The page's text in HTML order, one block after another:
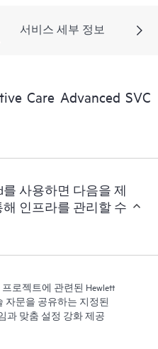
서는 Remote Support
받고 혜택을 얻으려면 최
를 실행해야 합니다.
서비스 세부 정보
Care Advanced SVC
를 사용하면 다음을 제
인프라를 관리할 수
로젝트에 관련된 Hewlett
자문을 공유하는 지정된
과 맞춤 설정 강화 제공